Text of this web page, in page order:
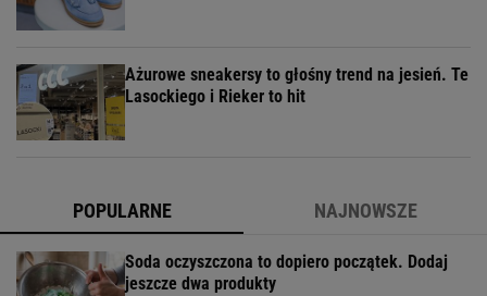
Ażurowe sneakersy to głośny trend na jesień. Te
Lasockiego i Rieker to hit
POPULARNE NAJNOWSZE
Soda oczyszczona to dopiero początek. Dodaj
jeszcze dwa produkty